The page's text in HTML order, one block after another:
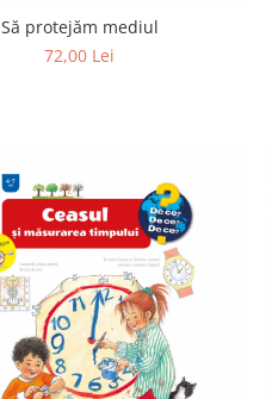
Să protejăm mediul
72,00 Lei